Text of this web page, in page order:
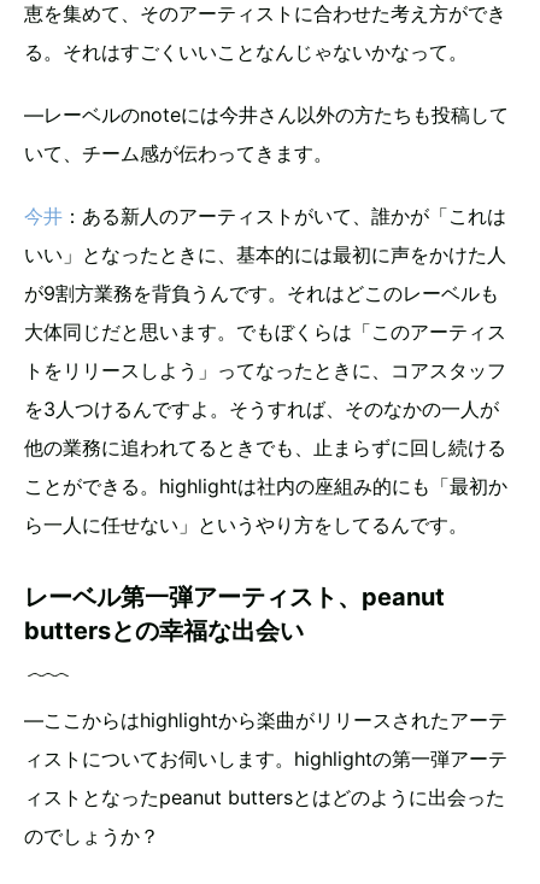
恵を集めて、そのアーティストに合わせた考え方ができ
る。それはすごくいいことなんじゃないかなって。
―レーベルのnoteには今井さん以外の方たちも投稿して
いて、チーム感が伝わってきます。
今井 ：ある新人のアーティストがいて、誰かが「これは
いい」となったときに、基本的には最初に声をかけた人
が9割方業務を背負うんです。それはどこのレーベルも
大体同じだと思います。でもぼくらは「このアーティス
トをリリースしよう」ってなったときに、コアスタッフ
を3人つけるんですよ。そうすれば、そのなかの一人が
他の業務に追われてるときでも、止まらずに回し続ける
ことができる。highlightは社内の座組み的にも「最初か
ら一人に任せない」というやり方をしてるんです。
レーベル第一弾アーティスト、peanut
buttersとの幸福な出会い
―ここからはhighlightから楽曲がリリースされたアーテ
ィストについてお伺いします。highlightの第一弾アーテ
ィストとなったpeanut buttersとはどのように出会った
のでしょうか？